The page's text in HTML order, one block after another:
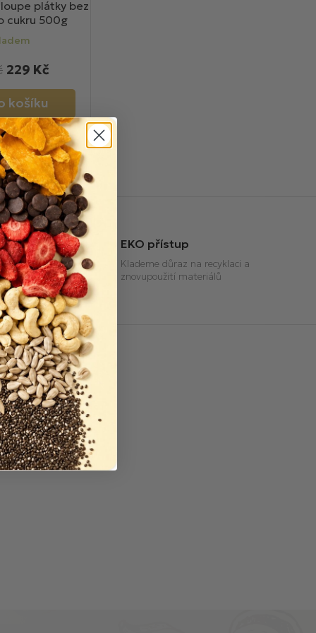
ů
plátky bez
cukru 500g
229 Kč
košíku
nákupu
EKO přístup
Klademe důraz na recyklaci a
znovupoužití materiálů